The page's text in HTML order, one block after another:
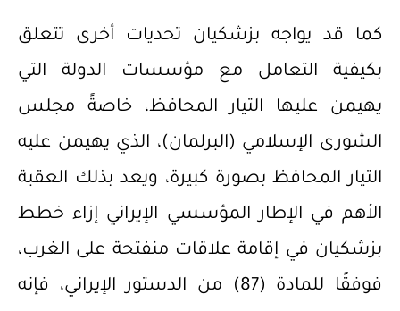
كما قد يواجه بزشكيان تحديات أخرى تتعلق
بكيفية التعامل مع مؤسسات الدولة التي
يهيمن عليها التيار المحافظ، خاصةً مجلس
الشورى الإسلامي (البرلمان)، الذي يهيمن عليه
التيار المحافظ بصورة كبيرة، ويعد بذلك العقبة
الأهم في الإطار المؤسسي الإيراني إزاء خطط
بزشكيان في إقامة علاقات منفتحة على الغرب،
فوفقًا للمادة (87) من الدستور الإيراني، فإنه